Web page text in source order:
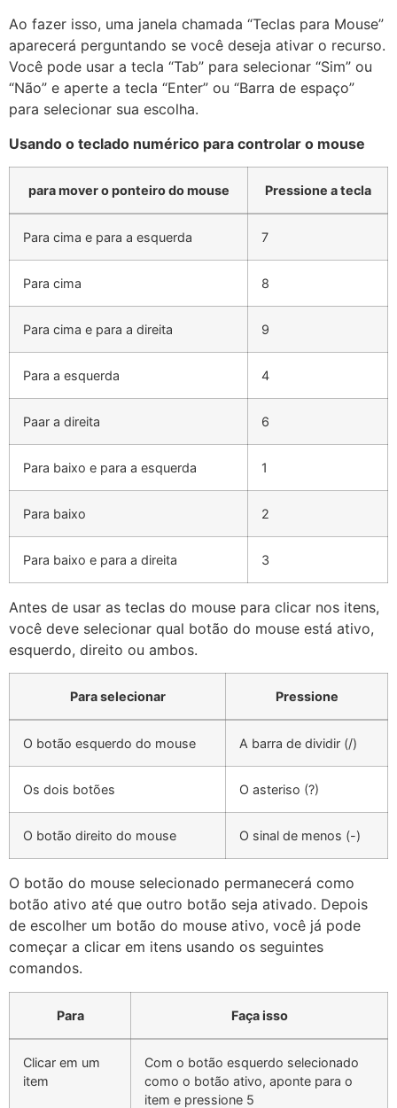
Ao fazer isso, uma janela chamada “Teclas para Mouse”
aparecerá perguntando se você deseja ativar o recurso.
Você pode usar a tecla “Tab” para selecionar “Sim” ou
“Não” e aperte a tecla “Enter” ou “Barra de espaço”
para selecionar sua escolha.
Usando o teclado numérico para controlar o mouse
para mover o ponteiro do mouse Pressione a tecla
Para cima e para a esquerda 7
Para cima 8
Para cima e para a direita 9
Para a esquerda 4
Paar a direita 6
Para baixo e para a esquerda 1
Para baixo 2
Para baixo e para a direita 3
Antes de usar as teclas do mouse para clicar nos itens,
você deve selecionar qual botão do mouse está ativo,
esquerdo, direito ou ambos.
Para selecionar Pressione
O botão esquerdo do mouse A barra de dividir (/)
Os dois botões O asteriso (?)
O botão direito do mouse O sinal de menos (-)
O botão do mouse selecionado permanecerá como
botão ativo até que outro botão seja ativado. Depois
de escolher um botão do mouse ativo, você já pode
começar a clicar em itens usando os seguintes
comandos.
Para Faça isso
Clicar em um
item
Com o botão esquerdo selecionado
como o botão ativo, aponte para o
item e pressione 5